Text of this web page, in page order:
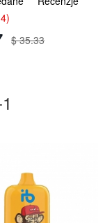
$ 35.33